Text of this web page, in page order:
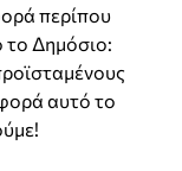
περίπου
το Δημόσιο:
αυτό το